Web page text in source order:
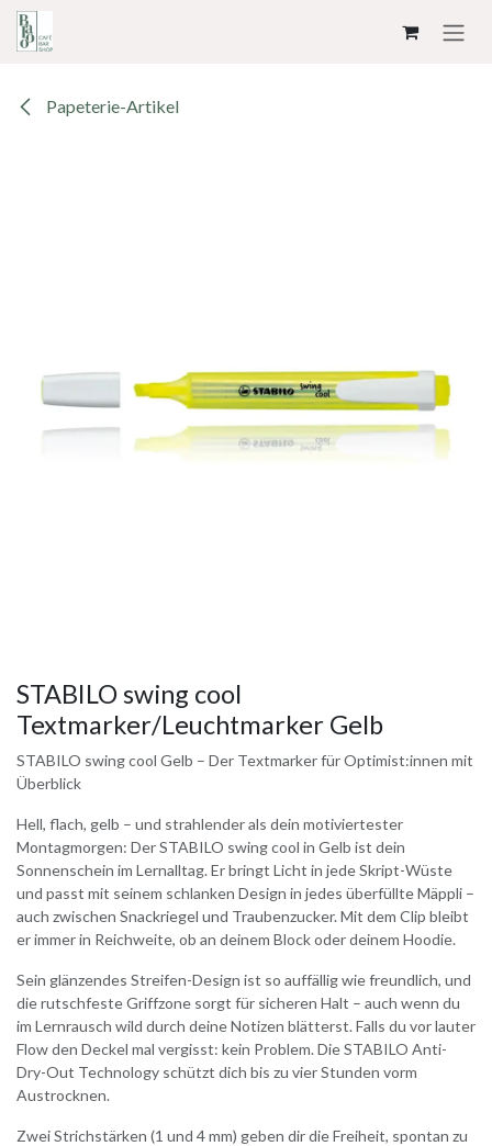
Papeterie-Artikel
STABILO swing cool
Textmarker/Leuchtmarker Gelb
STABILO swing cool Gelb – Der Textmarker für Optimist:innen mit
Überblick
Hell, flach, gelb – und strahlender als dein motiviertester
Montagmorgen: Der STABILO swing cool in Gelb ist dein
Sonnenschein im Lernalltag. Er bringt Licht in jede Skript-Wüste
und passt mit seinem schlanken Design in jedes überfüllte Mäppli –
auch zwischen Snackriegel und Traubenzucker. Mit dem Clip bleibt
er immer in Reichweite, ob an deinem Block oder deinem Hoodie.
Sein glänzendes Streifen-Design ist so auffällig wie freundlich, und
die rutschfeste Griffzone sorgt für sicheren Halt – auch wenn du
im Lernrausch wild durch deine Notizen blätterst. Falls du vor lauter
Flow den Deckel mal vergisst: kein Problem. Die STABILO Anti-
Dry-Out Technology schützt dich bis zu vier Stunden vorm
Austrocknen.
Zwei Strichstärken (1 und 4 mm) geben dir die Freiheit, spontan zu